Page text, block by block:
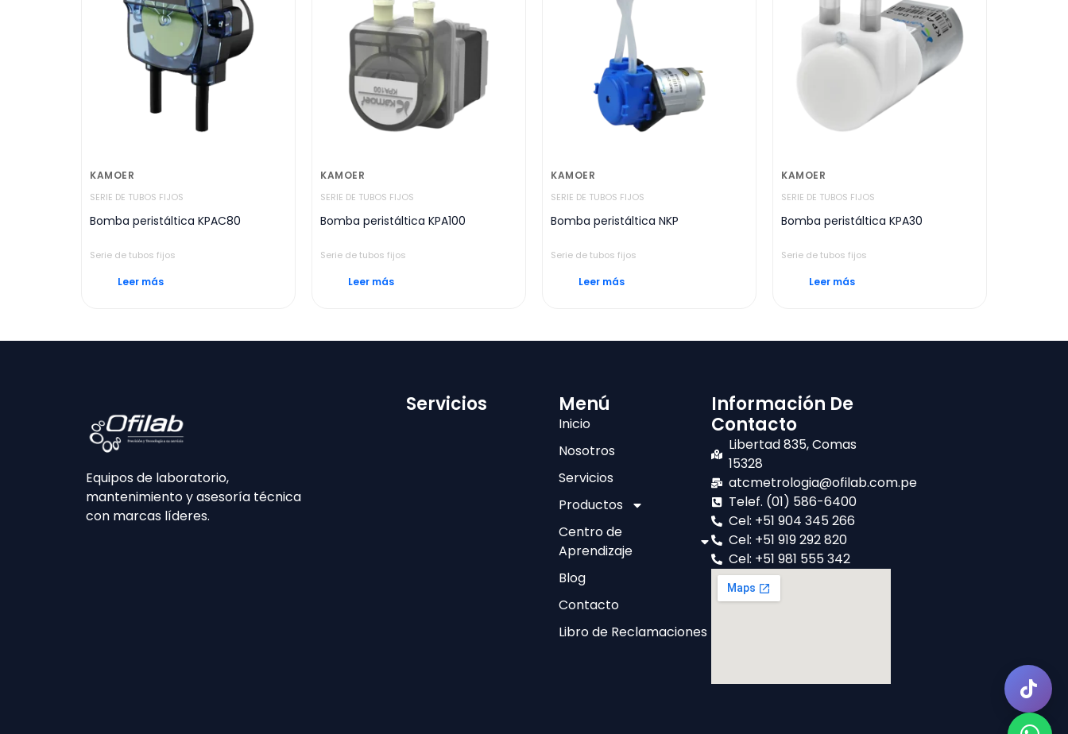
KAMOER
SERIE DE TUBOS FIJOS
Bomba peristáltica KPAC80
Serie de tubos fijos
Leer más
KAMOER
SERIE DE TUBOS FIJOS
Bomba peristáltica KPA100
Serie de tubos fijos
Leer más
KAMOER
SERIE DE TUBOS FIJOS
Bomba peristáltica NKP
Serie de tubos fijos
Leer más
KAMOER
SERIE DE TUBOS FIJOS
Bomba peristáltica KPA30
Serie de tubos fijos
Leer más
Equipos de laboratorio,
mantenimiento y asesoría técnica
con marcas líderes.
Servicios Menú
Inicio
Nosotros
Servicios
Productos
Centro de
Aprendizaje
Blog
Contacto
Libro de Reclamaciones
Información De
Contacto
Libertad 835, Comas
15328
atcmetrologia@ofilab.com.pe
Telef. (01) 586-6400
Cel: +51 904 345 266
Cel: +51 919 292 820
Cel: +51 981 555 342